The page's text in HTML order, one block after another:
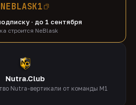
NEBLASK1
· до 1 сентября
строится NeBlask
Nutra.Club
Nutra-вертикали от команды M1